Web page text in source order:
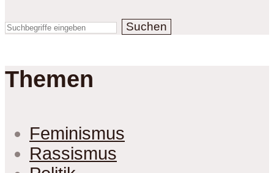
Suchen
Themen
Feminismus
Rassismus